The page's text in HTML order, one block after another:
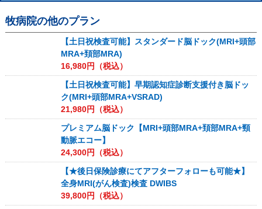
牧病院の他のプラン
【土日祝検査可能】スタンダード脳ドック(MRI+頭部
MRA+頚部MRA)
16,980円（税込）
【土日祝検査可能】早期認知症診断支援付き脳ドッ
ク(MRI+頭部MRA+VSRAD)
21,980円（税込）
プレミアム脳ドック【MRI+頭部MRA+頚部MRA+頸
動脈エコー】
24,300円（税込）
【★後日保険診療にてアフターフォローも可能★】
全身MRI(がん検査)検査 DWIBS
39,800円（税込）